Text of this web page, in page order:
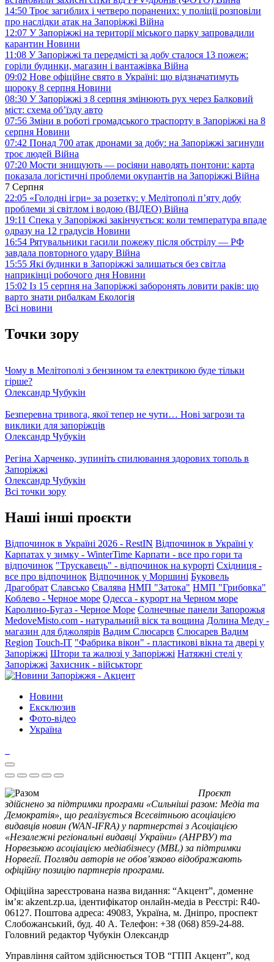
14:50 Троє загиблих і четверо поранених: у поліції розповіли
про наслідки атак на Запоріжжі Війна
12:07 У Запоріжжі на території міського парку запровадили
карантин Новини
11:08 У Запоріжжі та передмісті за добу сталося 13 пожеж:
горіли будинки, магазин і вантажівка Війна
09:02 Нове офіційне свято в Україні: що відзначатимуть
щороку 8 серпня Новини
08:30 У Запоріжжі з 8 серпня змінюють рух через Балковий
міст: схема об’їзду авто
07:56 Зміни в роботі громадського траспорту в Запоріжжі на 8
серпня Новини
07:42 Понад 700 атак дронами за добу: на Запоріжжі загинули
троє людей Війна
07:20 Мости знищують — росіяни наводять понтони: карта
показала логістичні проблеми окупантів на Запоріжжі Війна
7 Серпня
22:05 «Голодні ігри» за розетку: у Мелітополі п’яту добу
проблеми зі світлом і водою (ВІДЕО) Війна
19:11 Спека у Запоріжжі закінчується: коли температура впаде
одразу на 12 градусів Новини
16:54 Рятувальники гасили пожежу після обстрілу — РФ
завдала повторного удару Війна
15:55 Які будинки в Запоріжжі залишаться без світла
наприкінці робочого дня Новини
15:02 Із 15 серпня на Запоріжжі заборонять ловити раків: що
варто знати рибалкам Екологія
Всі новини
Точки зору
Чому в Мелітополі з бензином та електрикою буде тільки
гірше?
Олександр Чубукін
Безперевна тривога, якої тепер не чути… Нові загрози та
виклики для запоріжців
Олександр Чубукін
Регіна Харченко, зупиніть спилювання здорових тополь в
Запоріжжі
Олександр Чубукін
Всі точки зору
Наші інші проєкти
Відпочинок в Україні 2026 - RestIN Відпочинок в Україні у
Карпатах у зимку - WinterTime Карпати - все про гори та
відпочинок "Трускавець" - відпочинок на курорті Східниця -
все про відпочинок Відпочинок у Моршині Буковель
Драгобрат Славсько Свалява НМП "Затока" НМП "Грибовка"
Коблево - Черное море Одесса - курорт на Черном море
Каролино-Бугаз - Черное Море Солнечные панели Запорожья
MedoveMisto.com - натуральний віск та вощина Долина Меду -
магазин для бджолярів Вадим Слюсарєв Слюсарев Вадим
Region Touch-IT "Фабрика вікон" - пластикові вікна та двері у
Запоріжжі Штори та жалюзі у Запоріжжі Натяжні стелі у
Запоріжжі Захисник - військторг
Новини
Ексклюзив
Фото-відео
Україна
Проєкт
здійснено за підтримки програми «Сильніші разом: Медіа та
Демократія», що реалізується Всесвітньою асоціацією
видавців новин (WAN-IFRA) у партнерстві з Асоціацією
«Незалежні регіональні видавці України» (АНРВУ) та
Норвезькою асоціацією медіабізнесу (MBL) за підтримки
Норвегії. Погляди авторів не обов’язково відображають
офіційну позицію партнерів програми.
Офіційна зареєстрована назва видання: “Акцент”, доменне
ім’я: akzent.zp.ua, ідентифікатор онлайн-медіа в Реєстрі: R40-
06127. Поштова адреса: 49083, Україна, м. Дніпро, проспект
Слобожанський, буд. 40 А. Телефон: +38 (068) 859-24-88.
Головний редактор Чубукін Олександр
Управління сайтом здійснюється ТОВ “ГПП Акцент”, код